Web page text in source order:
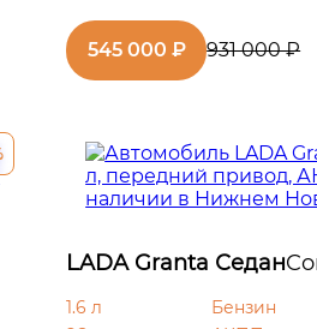
545 000 ₽ 931 000 ₽
LADA Granta Седан
1.6 л Бензин